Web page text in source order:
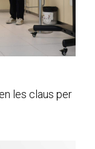
les claus per